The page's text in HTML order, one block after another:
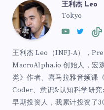
王利杰 Leo
Tokyo
王利杰 Leo（INFJ-A），
MacroAlpha.io 创始人，宏
类》作者、喜马拉雅音频课
Coder、意识&认知科学研
早期投资人，我累计投资了